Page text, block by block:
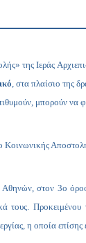
της Ιεράς
, στα πλαίσιο της
μπορούν να
στον 3ο
τους.
η οποία επίσης